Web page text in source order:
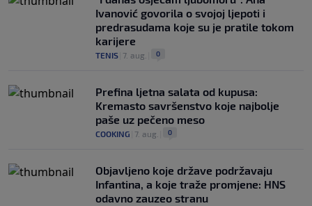
Ivanović govorila o svojoj ljepoti i
predrasudama koje su je pratile tokom
karijere
TENIS 7. aug. 0
Prefina ljetna salata od kupusa:
Kremasto savršenstvo koje najbolje
paše uz pečeno meso
COOKING 7. aug. 0
Objavljeno koje države podržavaju
Infantina, a koje traže promjene: HNS
odavno zauzeo stranu